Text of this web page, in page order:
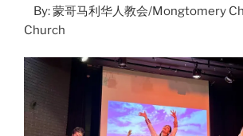
By: 蒙哥马利华人教会/Mongtomery
Church